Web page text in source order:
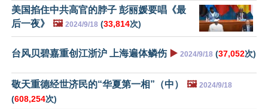
美国掐住中共高官的脖子 彭丽媛要唱《最
后一夜》
🖼️ 2024/9/18 (33,814次)
台风贝碧嘉重创江浙沪 上海遍体鳞伤 ▶️ 2024/9/18 (37,052次)
敬天重德经世济民的“华夏第一相”（中） 🖼️ 2024/9/18
(608,254次)